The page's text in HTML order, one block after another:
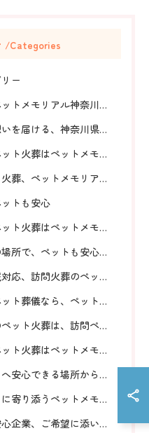
Categories
ー
メモリアル神奈川、安心
全域対応、横須賀のペットメモリアル神奈川、明朗会計
トメモリアル神奈川へお任せください。
リアル神奈川、安心、希望の場所でご対応、
トも安心
トメモリアル神奈川へ、ご相談ください。
葬。神奈川県全域対応のペットメモリアル神奈川のあたたかいお見送り
ペットメモリアル神奈川、横須賀から発信
モリアル神奈川へ！安心信頼横須賀から神奈川県全域対応
ット火葬ペットメモリアル神奈川へお任せください。
トメモリアル神奈川へお任せください。
リアル神奈川の訪問ペット火葬。お伺いするスタッフも前もってわかるからなお安心。
ペットメモリアル神奈川のペット火葬
いお見送り、訪問ペット火葬 ペットメモリアル神奈川の専門スタッフ